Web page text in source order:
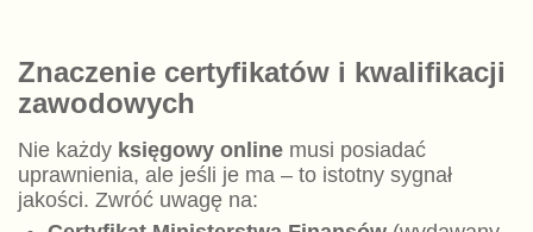
Znaczenie certyfikatów i kwalifikacji
zawodowych
Nie każdy księgowy onlinemusi posiadać
uprawnienia, ale jeśli je ma – to istotny sygnał
jakości. Zwróć uwagę na: